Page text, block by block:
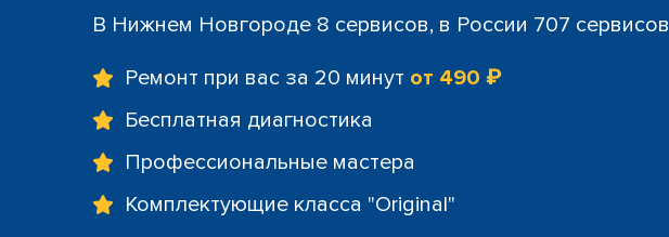
В Нижнем Новгороде 8 сервисов, в России 707 сервисов
Ремонт при вас за 20 минут от 490 ₽
Бесплатная диагностика
Профессиональные мастера
Комплектующие класса "Original"